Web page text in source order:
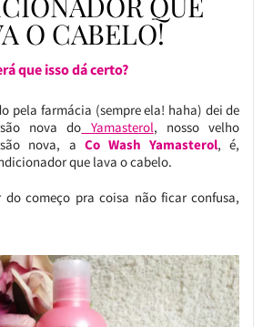
O CABELO!
que isso dá certo?
pela farmácia (sempre ela! haha) dei de
nova do Yamasterol, nosso velho
nova, a Co Wash Yamasterol, é,
que lava o cabelo.
do começo pra coisa não ficar confusa,